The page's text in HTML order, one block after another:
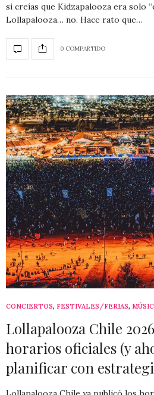
si creías que Kidzapalooza era solo
Lollapalooza… no. Hace rato que…
0 COMPARTIDO
CONCIERTOS, FESTIVALES/FERIAS,
Lollapalooza Chile
horarios oficiales (y
planificar con